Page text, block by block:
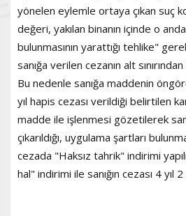
yönelen eylemle ortaya çıkan suç
değeri, yakılan binanın içinde o
bulunmasının yarattığı tehlike"
sanığa verilen cezanın alt
Bu nedenle sanığa maddenin
yıl hapis cezası verildiği belirtilen
madde ile işlenmesi gözetilerek
çıkarıldığı, uygulama şartları
cezada "Haksız tahrik" indirimi
hal" indirimi ile sanığın cezası 4 yıl